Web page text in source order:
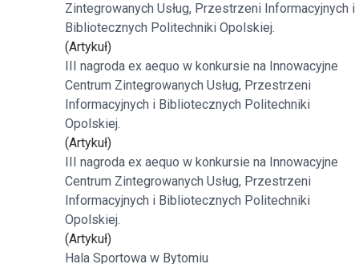
Zintegrowanych Usług, Przestrzeni Informacyjnych i
Bibliotecznych Politechniki Opolskiej.
(Artykuł)
III nagroda ex aequo w konkursie na Innowacyjne
Centrum Zintegrowanych Usług, Przestrzeni
Informacyjnych i Bibliotecznych Politechniki
Opolskiej.
(Artykuł)
III nagroda ex aequo w konkursie na Innowacyjne
Centrum Zintegrowanych Usług, Przestrzeni
Informacyjnych i Bibliotecznych Politechniki
Opolskiej.
(Artykuł)
Hala Sportowa w Bytomiu